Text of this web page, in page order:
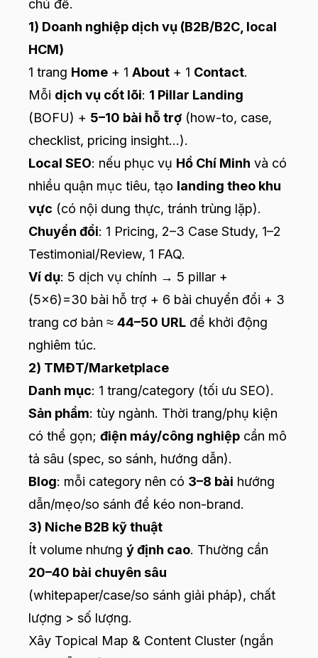
chủ đề.
1) Doanh nghiệp dịch vụ (B2B/B2C, local
HCM)
1 trang Home + 1 About + 1 Contact.
Mỗi dịch vụ cốt lõi: 1 Pillar Landing
(BOFU) + 5–10 bài hỗ trợ (how-to, case,
checklist, pricing insight…).
Local SEO: nếu phục vụ Hồ Chí Minh và có
nhiều quận mục tiêu, tạo landing theo khu
vực (có nội dung thực, tránh trùng lặp).
Chuyển đổi: 1 Pricing, 2–3 Case Study, 1–2
Testimonial/Review, 1 FAQ.
Ví dụ: 5 dịch vụ chính → 5 pillar +
(5×6)=30 bài hỗ trợ + 6 bài chuyển đổi + 3
trang cơ bản ≈ 44–50 URL để khởi động
nghiêm túc.
2) TMĐT/Market­place
Danh mục: 1 trang/category (tối ưu SEO).
Sản phẩm: tùy ngành. Thời trang/phụ kiện
có thể gọn; điện máy/công nghiệp cần mô
tả sâu (spec, so sánh, hướng dẫn).
Blog: mỗi category nên có 3–8 bài hướng
dẫn/mẹo/so sánh để kéo non-brand.
3) Niche B2B kỹ thuật
Ít volume nhưng ý định cao. Thường cần
20–40 bài chuyên sâu
(whitepaper/case/so sánh giải pháp), chất
lượng > số lượng.
Xây Topical Map & Content Cluster (ngắn